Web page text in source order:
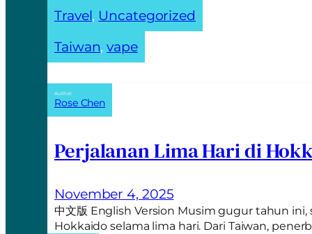
Travel, Uncategorized
Taiwan, vape
Author:
Rose Chen
Perjalanan Lima Hari di
November 4, 2025
中文版 English Version Musim gugur tahun
Hokkaido selama lima hari. Dari Taiwan,